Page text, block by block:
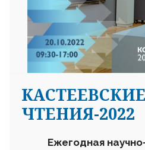
КАСТЕЕВСКИЕ
ЧТЕНИЯ-2022
Ежегодная